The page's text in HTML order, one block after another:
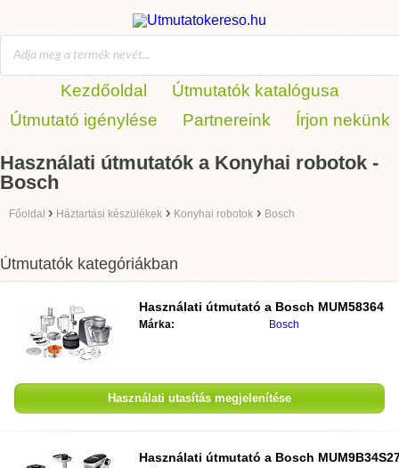
Kezdőoldal
Útmutatók katalógusa
Útmutató igénylése
Partnereink Írjon nekünk
Használati útmutatók a Konyhai robotok -
Bosch
Főoldal › Háztartási készülékek › Konyhai robotok › Bosch
Útmutatók kategóriákban
Használati útmutató a Bosch MUM58364
Márka: Bosch
Használati utasítás megjelenítése
Használati útmutató a Bosch